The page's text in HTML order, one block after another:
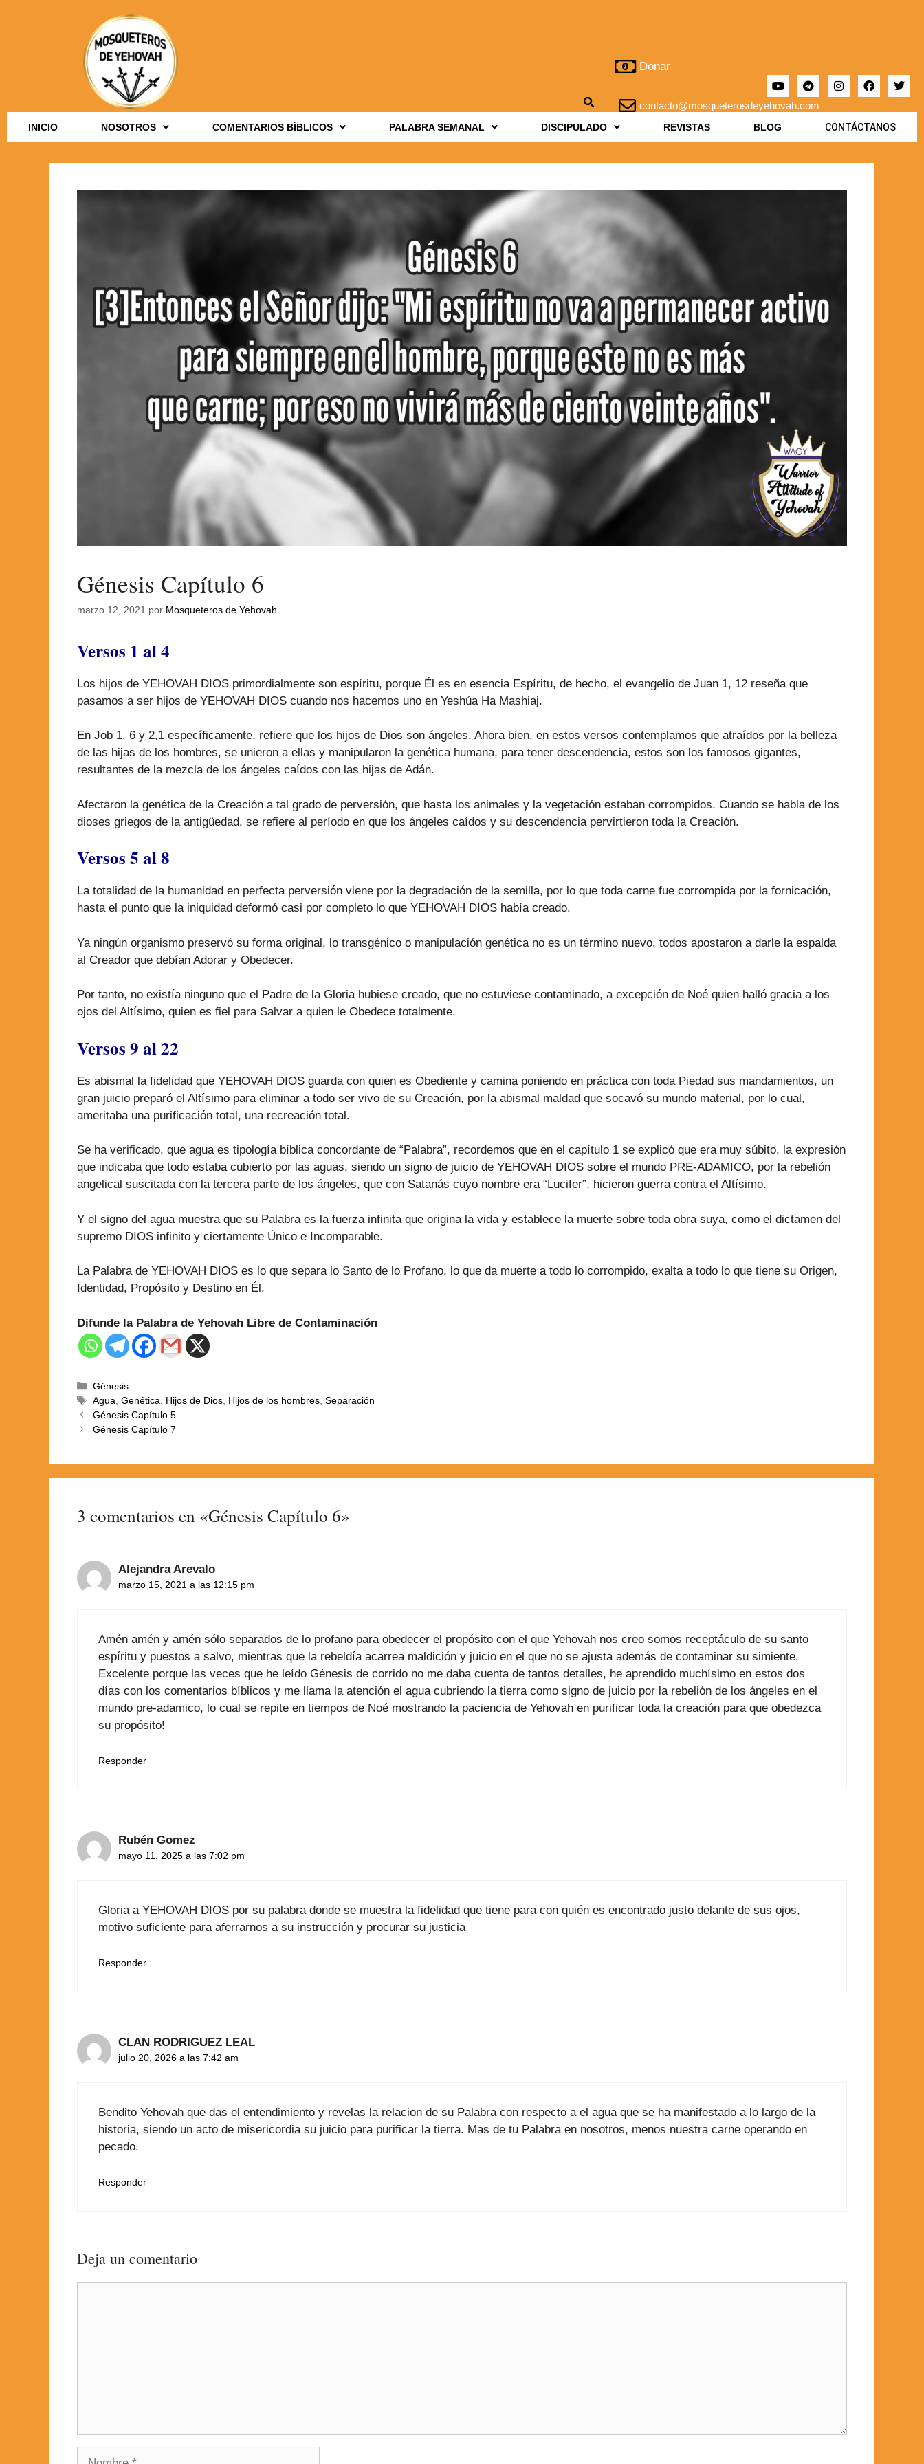
Donar
contacto@mosqueterosdeyehovah.com
INICIO NOSOTROS COMENTARIOS BÍBLICOS PALABRA SEMANAL DISCIPULADO REVISTAS BLOG CONTÁCTANOS
Génesis Capítulo 6
marzo 12, 2021 por Mosqueteros de Yehovah
Versos 1 al 4
Los hijos de YEHOVAH DIOS primordialmente son espíritu, porque Él es en esencia Espíritu, de hecho, el evangelio de Juan 1, 12 reseña que
pasamos a ser hijos de YEHOVAH DIOS cuando nos hacemos uno en Yeshúa Ha Mashiaj.
En Job 1, 6 y 2,1 específicamente, refiere que los hijos de Dios son ángeles. Ahora bien, en estos versos contemplamos que atraídos por la belleza
de las hijas de los hombres, se unieron a ellas y manipularon la genética humana, para tener descendencia, estos son los famosos gigantes,
resultantes de la mezcla de los ángeles caídos con las hijas de Adán.
Afectaron la genética de la Creación a tal grado de perversión, que hasta los animales y la vegetación estaban corrompidos. Cuando se habla de los
dioses griegos de la antigüedad, se refiere al período en que los ángeles caídos y su descendencia pervirtieron toda la Creación.
Versos 5 al 8
La totalidad de la humanidad en perfecta perversión viene por la degradación de la semilla, por lo que toda carne fue corrompida por la fornicación,
hasta el punto que la iniquidad deformó casi por completo lo que YEHOVAH DIOS había creado.
Ya ningún organismo preservó su forma original, lo transgénico o manipulación genética no es un término nuevo, todos apostaron a darle la espalda
al Creador que debían Adorar y Obedecer.
Por tanto, no existía ninguno que el Padre de la Gloria hubiese creado, que no estuviese contaminado, a excepción de Noé quien halló gracia a los
ojos del Altísimo, quien es fiel para Salvar a quien le Obedece totalmente.
Versos 9 al 22
Es abismal la fidelidad que YEHOVAH DIOS guarda con quien es Obediente y camina poniendo en práctica con toda Piedad sus mandamientos, un
gran juicio preparó el Altísimo para eliminar a todo ser vivo de su Creación, por la abismal maldad que socavó su mundo material, por lo cual,
ameritaba una purificación total, una recreación total.
Se ha verificado, que agua es tipología bíblica concordante de “Palabra”, recordemos que en el capítulo 1 se explicó que era muy súbito, la expresión
que indicaba que todo estaba cubierto por las aguas, siendo un signo de juicio de YEHOVAH DIOS sobre el mundo PRE-ADAMICO, por la rebelión
angelical suscitada con la tercera parte de los ángeles, que con Satanás cuyo nombre era “Lucifer”, hicieron guerra contra el Altísimo.
Y el signo del agua muestra que su Palabra es la fuerza infinita que origina la vida y establece la muerte sobre toda obra suya, como el dictamen del
supremo DIOS infinito y ciertamente Único e Incomparable.
La Palabra de YEHOVAH DIOS es lo que separa lo Santo de lo Profano, lo que da muerte a todo lo corrompido, exalta a todo lo que tiene su Origen,
Identidad, Propósito y Destino en Él.
Difunde la Palabra de Yehovah Libre de Contaminación
Génesis
Agua ,Genética Hijos de Dios Hijos de los hombres ,Separación
Génesis Capítulo 5
Génesis Capítulo 7
3 comentarios en «Génesis Capítulo 6»
Alejandra Arevalo
marzo 15, 2021 a las 12:15 pm
Amén amén y amén sólo separados de lo profano para obedecer el propósito con el que Yehovah nos creo somos receptáculo de su santo
espíritu y puestos a salvo, mientras que la rebeldía acarrea maldición y juicio en el que no se ajusta además de contaminar su simiente.
Excelente porque las veces que he leído Génesis de corrido no me daba cuenta de tantos detalles, he aprendido muchísimo en estos dos
días con los comentarios bíblicos y me llama la atención el agua cubriendo la tierra como signo de juicio por la rebelión de los ángeles en el
mundo pre-adamico, lo cual se repite en tiempos de Noé mostrando la paciencia de Yehovah en purificar toda la creación para que obedezca
su propósito!
Responder
Rubén Gomez
mayo 11, 2025 a las 7:02 pm
Gloria a YEHOVAH DIOS por su palabra donde se muestra la fidelidad que tiene para con quién es encontrado justo delante de sus ojos,
motivo suficiente para aferrarnos a su instrucción y procurar su justicia
Responder
CLAN RODRIGUEZ LEAL
julio 20, 2026 a las 7:42 am
Bendito Yehovah que das el entendimiento y revelas la relacion de su Palabra con respecto a el agua que se ha manifestado a lo largo de la
historia, siendo un acto de misericordia su juicio para purificar la tierra. Mas de tu Palabra en nosotros, menos nuestra carne operando en
pecado.
Responder
Deja un comentario